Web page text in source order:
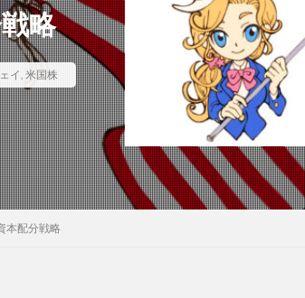
略
イ, 米国株
本配分戦略